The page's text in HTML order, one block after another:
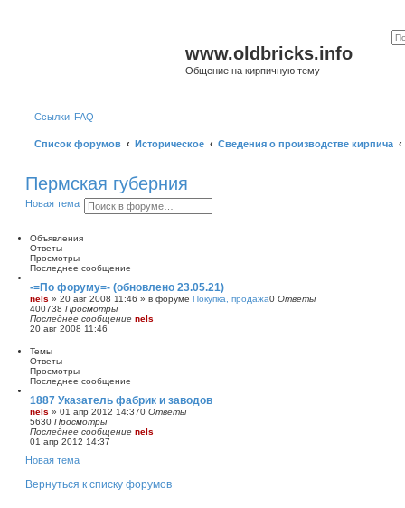
www.oldbricks.info
Общение на кирпичную тему
Ссылки FAQ
Список форумов Историческое Сведения о производстве кирпича
Пермская губерния
Новая тема П
о
Р
а
е
н
ы
й
п
о
Объявления
Ответы
Просмотры
Последнее сообщение
-=По форуму=- (обновлено 23.05.21)
nels » 20 авг 2008 11:46 » в форуме Покупка, продажа0 Ответы
400738 Просмотры
Последнее сообщение nels
20 авг 2008 11:46
Темы
Ответы
Просмотры
Последнее сообщение
1887 Указатель фабрик и заводов
nels » 01 апр 2012 14:370 Ответы
5630 Просмотры
Последнее сообщение nels
01 апр 2012 14:37
Новая тема
Вернуться к списку форумов